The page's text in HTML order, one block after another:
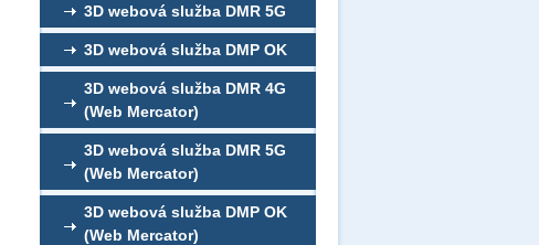
3D webová služba DMR 5G
3D webová služba DMP OK
3D webová služba DMR 4G
(Web Mercator)
3D webová služba DMR 5G
(Web Mercator)
3D webová služba DMP OK
(Web Mercator)